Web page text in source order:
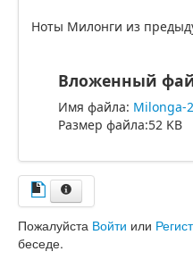
Ноты Милонги из
Вложенный
Имя файла: Milonga-
Размер файла:52 KB
Пожалуйста Войти или
беседе.